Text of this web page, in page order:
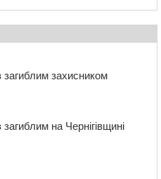
захисником
на Чернігівщині